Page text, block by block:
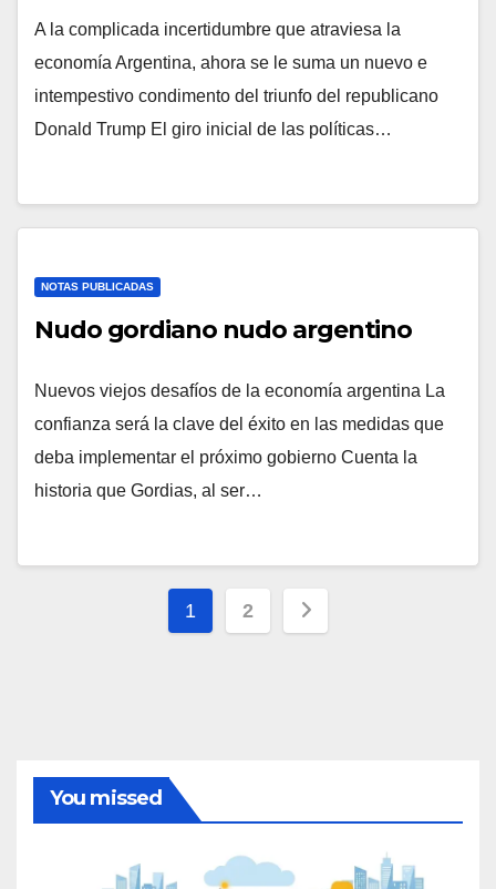
A la complicada incertidumbre que atraviesa la
economía Argentina, ahora se le suma un nuevo e
intempestivo condimento del triunfo del republicano
Donald Trump El giro inicial de las políticas…
NOTAS PUBLICADAS
Nudo gordiano nudo argentino
Nuevos viejos desafíos de la economía argentina La
confianza será la clave del éxito en las medidas que
deba implementar el próximo gobierno Cuenta la
historia que Gordias, al ser…
Paginación
1 2
You missed